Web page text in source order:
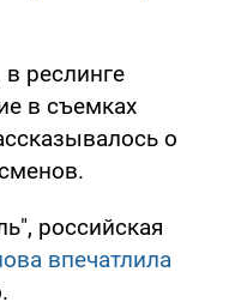
реслинге
в съемках
о
российская
впечатлила